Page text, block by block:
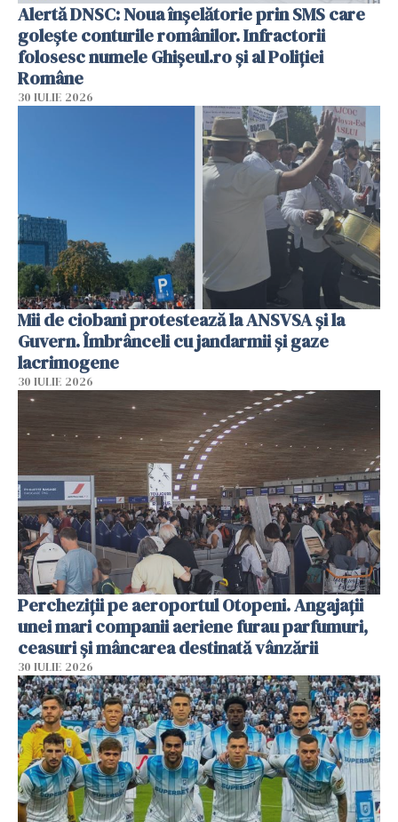
Alertă DNSC: Noua înșelătorie prin SMS care
golește conturile românilor. Infractorii
folosesc numele Ghișeul.ro și al Poliției
Române
30 IULIE 2026
Mii de ciobani protestează la ANSVSA și la
Guvern. Îmbrânceli cu jandarmii și gaze
lacrimogene
30 IULIE 2026
Percheziții pe aeroportul Otopeni. Angajații
unei mari companii aeriene furau parfumuri,
ceasuri și mâncarea destinată vânzării
30 IULIE 2026